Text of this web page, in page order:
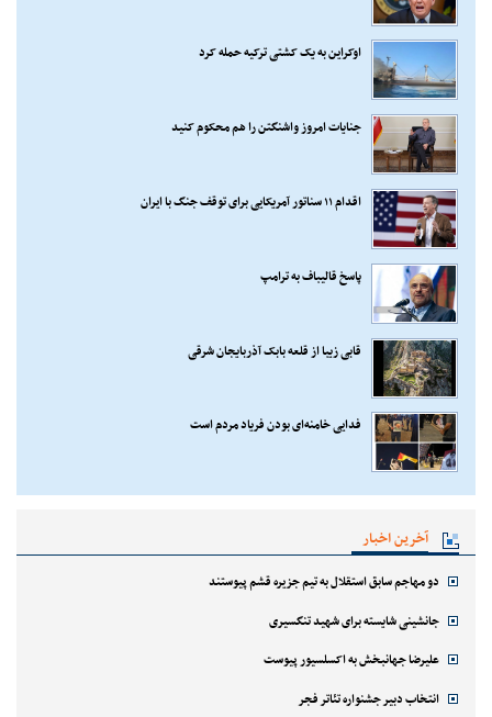
اوکراین به یک کشتی ترکیه حمله کرد
جنایات امروز واشنگتن را هم محکوم کنید
اقدام ۱۱ سناتور آمریکایی برای توقف جنگ با ایران
پاسخ قالیباف به ترامپ
قابی زیبا از قلعه بابک آذربایجان شرقی
فدایی خامنه‌ای بودن فریاد مردم است
آخرین اخبار
دو مهاجم سابق استقلال به تیم جزیره قشم پیوستند
جانشینی شایسته برای شهید تنگسیری
علیرضا جهانبخش به اکسلسیور پیوست
انتخاب دبیر جشنواره تئاتر فجر